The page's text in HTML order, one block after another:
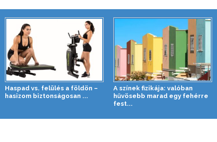
Haspad vs. felülés a földön –
hasizom biztonságosan ...
A színek fizikája: valóban
hűvösebb marad egy fehérre
fest...